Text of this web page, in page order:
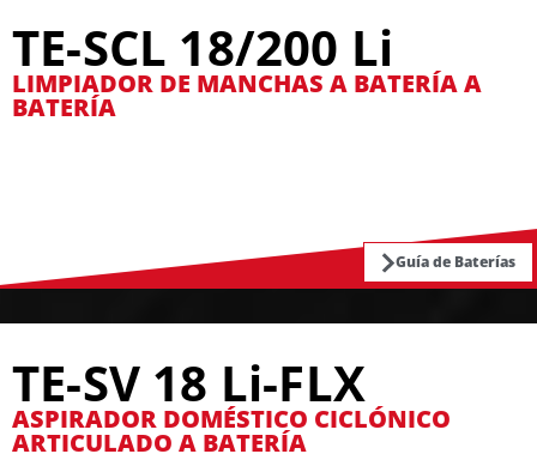
TE-SCL 18/200 Li
LIMPIADOR DE MANCHAS A BATERÍA A
BATERÍA
Guía de Baterías
TE-SV 18 Li-FLX
ASPIRADOR DOMÉSTICO CICLÓNICO
ARTICULADO A BATERÍA